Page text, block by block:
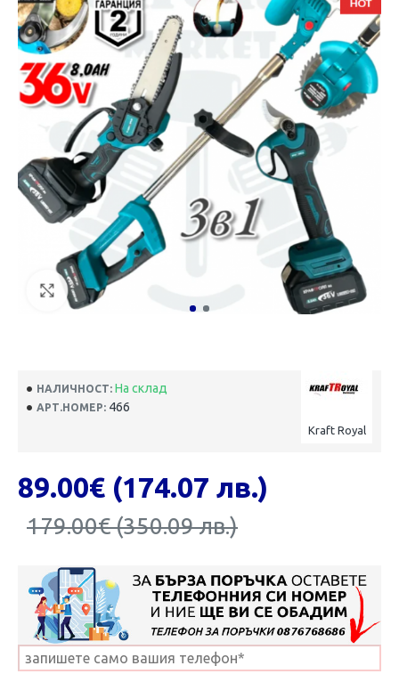
НАЛИЧНОСТ: На склад
АРТ.НОМЕР: 466
Kraft Royal
179.00€ (350.09 лв.)
89.00€ (174.07 лв.)